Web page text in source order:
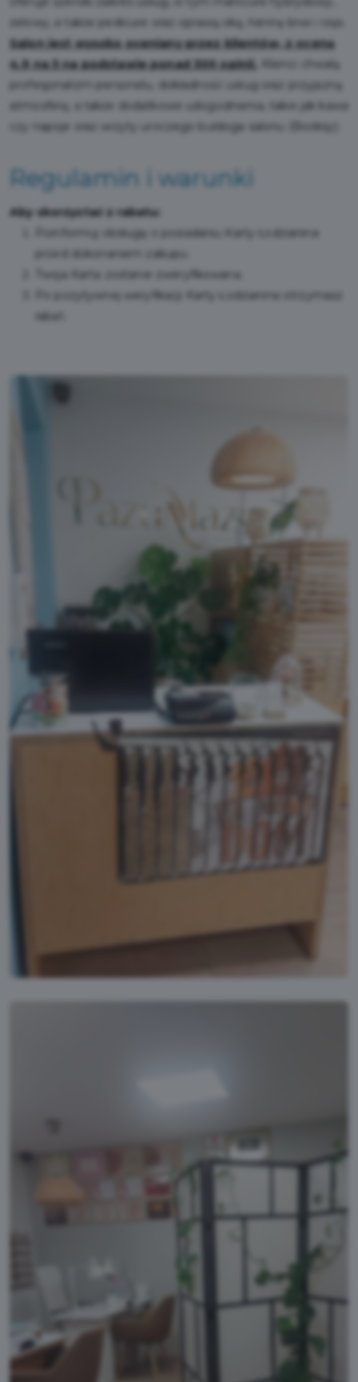
żelowy, a także pedicure oraz oprawą oką, henną brwi i rzęs.
Salon jest wysoko oceniany przez klientów, z oceną
4.9 na 5 na podstawie ponad 300 opinii.
Klienci chwalą
profesjonalizm personelu, dokładność usług oraz przyjazną
atmosferę, a także dodatkowe udogodnienia, takie jak kawa
czy napoje oraz wizyty uroczego buldoga salonu​ (Booksy)​.
Regulamin i warunki
Aby skorzystać z rabatu:
Poinformuj obsługę o posiadaniu Karty Łodzianina
przed dokonaniem zakupu.
Twoja Karta zostanie zweryfikowana.
Po pozytywnej weryfikacji Karty Łodzianina otrzymasz
rabat.